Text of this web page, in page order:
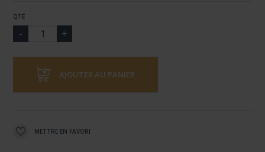
QTÉ
AJOUTER AU PANIER
METTRE EN FAVORI